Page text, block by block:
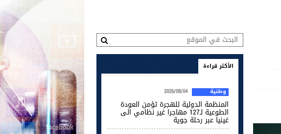
الأكثر قراءة
وطنية 2026/08/04
المنظمة الدولية للهجرة تؤمن العودة
الطوعية لـ127 مهاجرا غير نظامي الى
غينيا عبر رحلة جوية